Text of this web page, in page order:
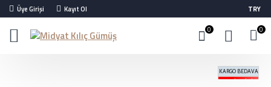
Üye Girişi Kayıt Ol TRY
0 0
KARGO BEDAVA
%46 İNDIRIM